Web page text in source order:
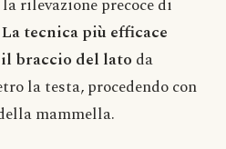
La tecnica più efficace
braccio del lato da
la testa, procedendo con
mammella.